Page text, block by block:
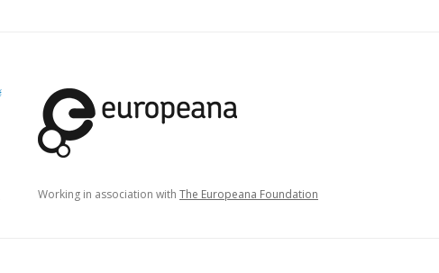
Working in association with The Europeana Foundation